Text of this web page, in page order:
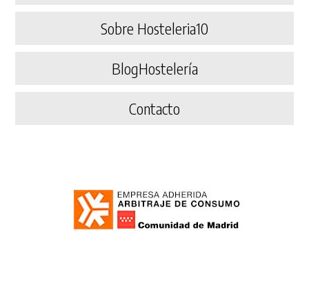
Sobre Hosteleria10
BlogHostelería
Contacto